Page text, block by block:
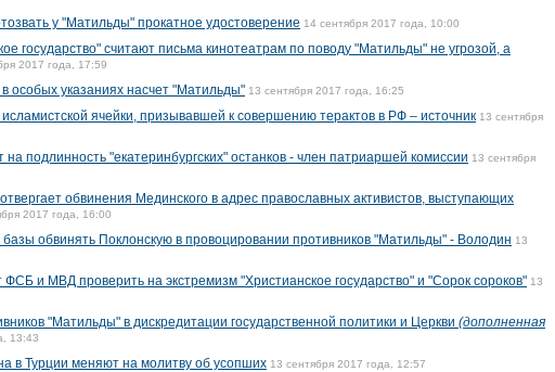
у "Матильды" прокатное удостоверение 14 сентября 2017 года, 10:00
государство" считают письма кинотеатрам по поводу "Матильды" не угрозой, а
2017 года, 17:59
особых указаниях насчет "Матильды" 13 сентября 2017 года, 16:25
ячейки, призывавшей к совершению терактов в РФ – источник 13 сентября
подлинность "екатеринбургских" останков - член патриаршей комиссии 13 сентября
обвинения Мединского в адрес православных активистов, выступающих
2017 года, 16:00
базы обвинять Поклонскую в провоцировании противников "Матильды" - Володин 13
и МВД проверить на экстремизм "Христианское государство" и "Сорок сороков" 13
"Матильды" в дискредитации государственной политики и Церкви (дополненная
13:43
в Турции меняют на молитву об усопших 13 сентября 2017 года, 12:57